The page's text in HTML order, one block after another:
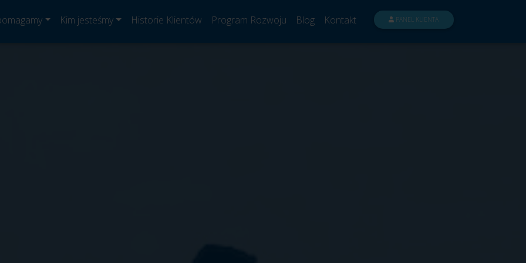
Kim jesteśmy Historie Klientów Program Rozwoju Blog Kontakt PANEL KLIENTA